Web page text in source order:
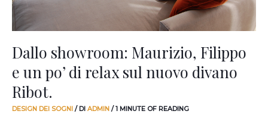
Dallo showroom: Maurizio, Filippo
e un po’ di relax sul nuovo divano
Ribot.
DESIGN DEI SOGNI / DI ADMIN /1 MINUTE OF READING
sul
nuovo
divano